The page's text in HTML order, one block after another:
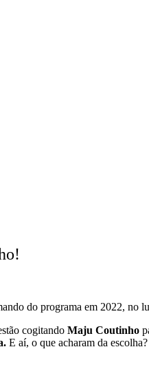
do programa em 2022, no
cogitando Maju Coutinho
E aí, o que acharam da escolha?